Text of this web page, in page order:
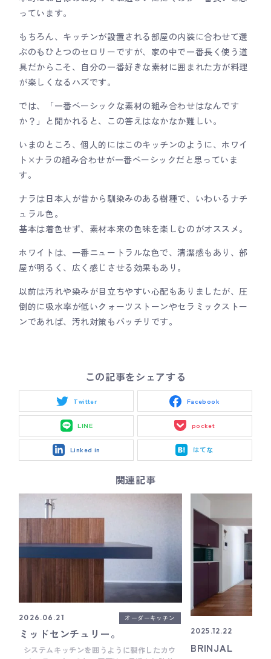
っています。
もちろん、キッチンが設置される部屋の内装に合わせて選
ぶのもひとつのセロリーですが、家の中で一番長く使う道
具だからこそ、自分の一番好きな素材に囲まれた方が料理
が楽しくなるハズです。
では、「一番ベーシックな素材の組み合わせはなんです
か？」と聞かれると、この答えはなかなか難しい。
いまのところ、個人的にはこのキッチンのように、ホワイ
ト×ナラの組み合わせが一番ベーシックだと思っていま
す。
ナラは日本人が昔から馴染みのある樹種で、いわいるナチ
ュラル色。
基本は着色せず、素材本来の色味を楽しむのがオススメ。
ホワイトは、一番ニュートラルな色で、清潔感もあり、部
屋が明るく、広く感じさせる効果もあり。
以前は汚れや染みが目立ちやすい心配もありましたが、圧
倒的に吸水率が低いクォーツストーンやセラミックストー
ンであれば、汚れ対策もバッチリです。
この記事をシェアする
Twitter Facebook
LINE pocket
Linked in はてな
関連記事
2026.06.21 オーダーキッチン
ミッドセンチュリー。 2025.12.22
BRINJAL